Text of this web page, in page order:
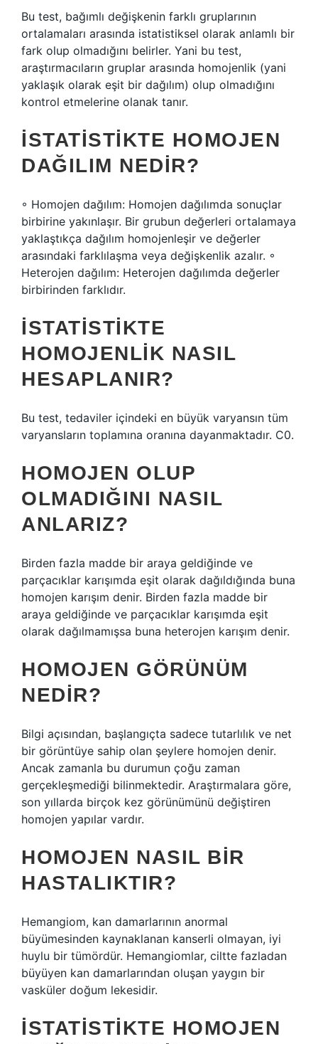
Bu test, bağımlı değişkenin farklı gruplarının
ortalamaları arasında istatistiksel olarak anlamlı bir
fark olup olmadığını belirler. Yani bu test,
araştırmacıların gruplar arasında homojenlik (yani
yaklaşık olarak eşit bir dağılım) olup olmadığını
kontrol etmelerine olanak tanır.
İSTATISTIKTE HOMOJEN
DAĞILIM NEDIR?
◦ Homojen dağılım: Homojen dağılımda sonuçlar
birbirine yakınlaşır. Bir grubun değerleri ortalamaya
yaklaştıkça dağılım homojenleşir ve değerler
arasındaki farklılaşma veya değişkenlik azalır. ◦
Heterojen dağılım: Heterojen dağılımda değerler
birbirinden farklıdır.
İSTATISTIKTE
HOMOJENLIK NASIL
HESAPLANIR?
Bu test, tedaviler içindeki en büyük varyansın tüm
varyansların toplamına oranına dayanmaktadır. C0.
HOMOJEN OLUP
OLMADIĞINI NASIL
ANLARIZ?
Birden fazla madde bir araya geldiğinde ve
parçacıklar karışımda eşit olarak dağıldığında buna
homojen karışım denir. Birden fazla madde bir
araya geldiğinde ve parçacıklar karışımda eşit
olarak dağılmamışsa buna heterojen karışım denir.
HOMOJEN GÖRÜNÜM
NEDIR?
Bilgi açısından, başlangıçta sadece tutarlılık ve net
bir görüntüye sahip olan şeylere homojen denir.
Ancak zamanla bu durumun çoğu zaman
gerçekleşmediği bilinmektedir. Araştırmalara göre,
son yıllarda birçok kez görünümünü değiştiren
homojen yapılar vardır.
HOMOJEN NASIL BIR
HASTALIKTIR?
Hemangiom, kan damarlarının anormal
büyümesinden kaynaklanan kanserli olmayan, iyi
huylu bir tümördür. Hemangiomlar, ciltte fazladan
büyüyen kan damarlarından oluşan yaygın bir
vasküler doğum lekesidir.
İSTATISTIKTE HOMOJEN